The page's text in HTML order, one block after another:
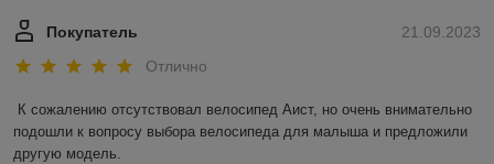
21.09.2023
Покупатель
Отлично
К сожалению отсутствовал велосипед Аист, но очень внимательно
подошли к вопросу выбора велосипеда для малыша и предложили
другую модель.